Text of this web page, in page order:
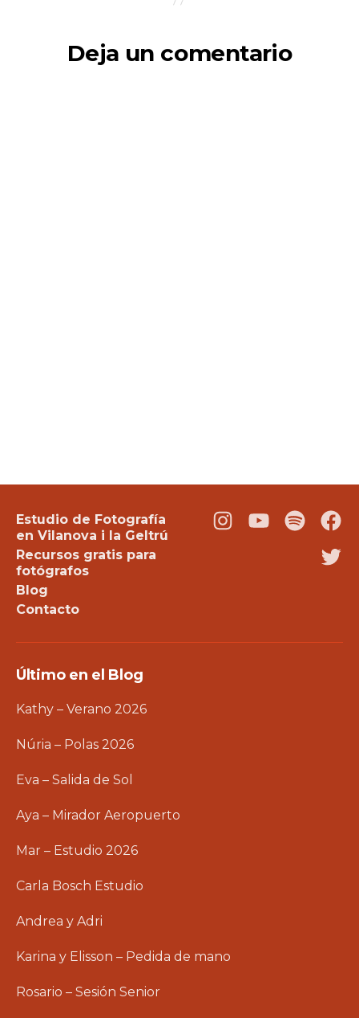
Deja un comentario
Estudio de Fotografía
en Vilanova i la Geltrú
Recursos gratis para
fotógrafos
Blog
Contacto
Instagram
YoutubePodcast
Último en el Blog
Kathy – Verano 2026
Núria – Polas 2026
Eva – Salida de Sol
Aya – Mirador Aeropuerto
Mar – Estudio 2026
Carla Bosch Estudio
Andrea y Adri
Karina y Elisson – Pedida de mano
Rosario – Sesión Senior